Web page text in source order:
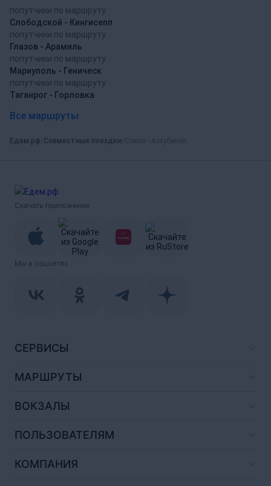
попутчики по маршруту
Слободской - Кингисепп
попутчики по маршруту
Глазов - Арамиль
попутчики по маршруту
Мариуполь - Геническ
попутчики по маршруту
Таганрог - Горловка
Все маршруты
Едем.рф Совместные поездки
Скачать приложение
Мы в соцсетях
СЕРВИСЫ
МАРШРУТЫ
ВОКЗАЛЫ
ПОЛЬЗОВАТЕЛЯМ
КОМПАНИЯ